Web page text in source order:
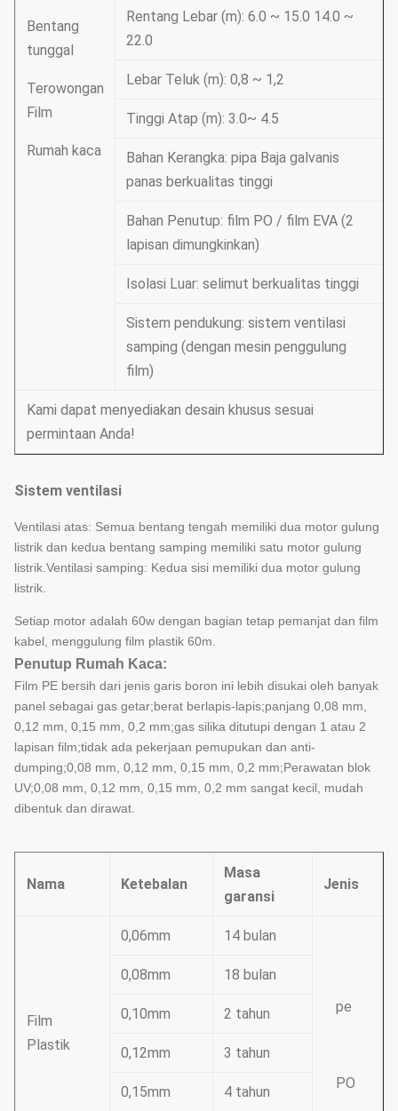
Bentang
tunggal
Terowongan
Film
Rumah kaca
Rentang Lebar (m): 6.0 ~ 15.0 14.0 ~
22.0
Lebar Teluk (m): 0,8 ~ 1,2
Tinggi Atap (m): 3.0~ 4.5
Bahan Kerangka: pipa Baja galvanis
panas berkualitas tinggi
Bahan Penutup: film PO / film EVA (2
lapisan dimungkinkan)
Isolasi Luar: selimut berkualitas tinggi
Sistem pendukung: sistem ventilasi
samping (dengan mesin penggulung
film)
Kami dapat menyediakan desain khusus sesuai
permintaan Anda!
Sistem ventilasi
Ventilasi atas: Semua bentang tengah memiliki dua motor gulung
listrik dan kedua bentang samping memiliki satu motor gulung
listrik.Ventilasi samping: Kedua sisi memiliki dua motor gulung
listrik.
Setiap motor adalah 60w dengan bagian tetap pemanjat dan film
kabel, menggulung film plastik 60m.
Penutup Rumah Kaca:
Film PE bersih dari jenis garis boron ini lebih disukai oleh banyak
panel sebagai gas getar;berat berlapis-lapis;panjang 0,08 mm,
0,12 mm, 0,15 mm, 0,2 mm;gas silika ditutupi dengan 1 atau 2
lapisan film;tidak ada pekerjaan pemupukan dan anti-
dumping;0,08 mm, 0,12 mm, 0,15 mm, 0,2 mm;Perawatan blok
UV;0,08 mm, 0,12 mm, 0,15 mm, 0,2 mm sangat kecil, mudah
dibentuk dan dirawat.
Nama Ketebalan
Masa
garansi
Jenis
Film
Plastik
0,06mm 14 bulan
pe
PO
0,08mm 18 bulan
0,10mm 2 tahun
0,12mm 3 tahun
0,15mm 4 tahun